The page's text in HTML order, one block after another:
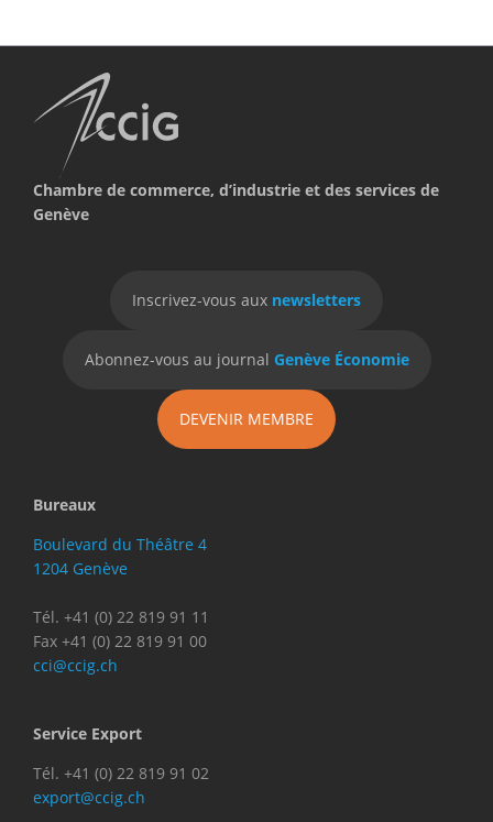
Chambre de commerce, d’industrie et des services de
Genève
Inscrivez-vous aux newsletters
Abonnez-vous au journal Genève Économie
DEVENIR MEMBRE
Bureaux
Boulevard du Théâtre 4
1204 Genève
Tél. +41 (0) 22 819 91 11
Fax +41 (0) 22 819 91 00
cci@ccig.ch
Service Export
Tél. +41 (0) 22 819 91 02
export@ccig.ch